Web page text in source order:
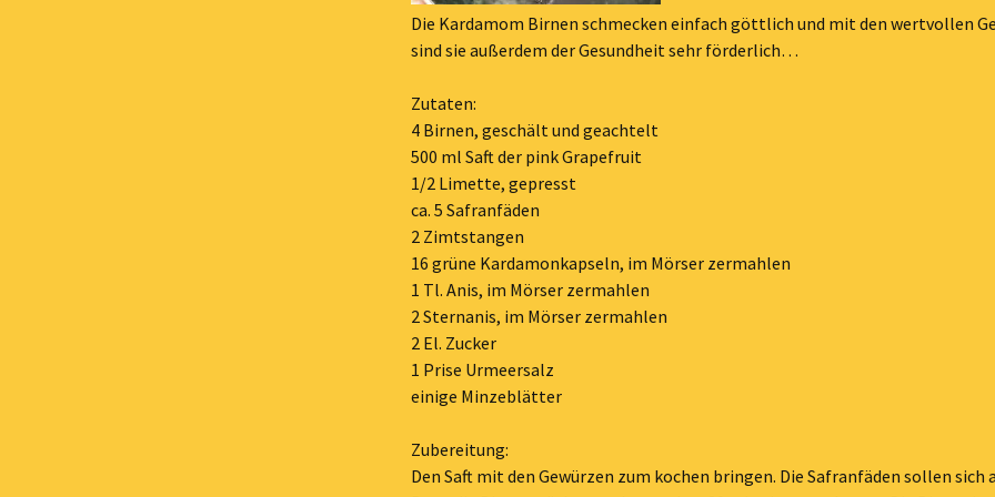
Die Kardamom Birnen schmecken einfach göttlich und mit den wertvollen
sind sie außerdem der Gesundheit sehr förderlich…
Zutaten:
4 Birnen, geschält und geachtelt
500 ml Saft der pink Grapefruit
1/2 Limette, gepresst
ca. 5 Safranfäden
2 Zimtstangen
16 grüne Kardamonkapseln, im Mörser zermahlen
1 Tl. Anis, im Mörser zermahlen
2 Sternanis, im Mörser zermahlen
2 El. Zucker
1 Prise Urmeersalz
einige Minzeblätter
Zubereitung:
Den Saft mit den Gewürzen zum kochen bringen. Die Safranfäden sollen sich